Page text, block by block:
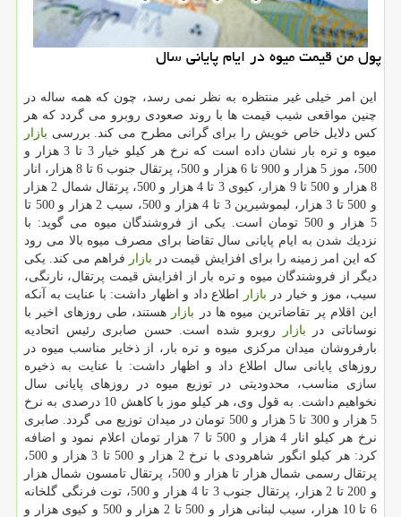
پول من قیمت میوه در ایام پایانی سال
این امر خیلی غیر منتظره به نظر نمی رسد، چون كه همه ساله در
چنین مواقعی شیب قیمت ها با روند صعودی روبرو می گردد كه هر
كس دلایل خاص خویش را برای گرانی مطرح می كند. بررسی بازار
میوه و تره بار نشان داده است كه نرخ هر كیلو خیار 3 تا 3 هزار و
500، موز 5 هزار و 900 تا 6 هزار و 500، پرتقال جنوب 6 تا 8 هزار، انار
8 هزار و 500 تا 9 هزار، كیوی 3 تا 4 هزار و 500، پرتقال شمال 2 هزار
و 500 تا 3 هزار، لیموشیرین 3 تا 4 هزار و 500، سیب 2 هزار و 500 تا
5 هزار و 500 تومان است. یكی از فروشندگان میوه می گوید: با
نزدیك شدن به ایام پایانی سال تقاضا برای مصرف میوه بالا می رود
كه این امر زمینه را برای افزایش قیمت در بازار فراهم می كند. یكی
دیگر از فروشندگان میوه و تره بار از افزایش قیمت پرتقال، نارنگی،
سیب، موز و خیار در بازار
اطلاع داد و اظهار داشت: با عنایت به آنكه
این اقلام پر تقاضاترین میوه ها در بازار هستند، طی روزهای اخیر با
نوساناتی در بازار
روبرو شده است. حسن صابری رئیس اتحادیه
بارفروشان میدان مركزی میوه و تره بار، از ذخایر مناسب میوه در
روزهای پایانی سال اطلاع داد و اظهار داشت: با عنایت به ذخیره
سازی مناسب، محدودیتی در توزیع میوه در روزهای پایانی سال
نخواهیم داشت. به قول وی، هر كیلو موز با كاهش 10 درصدی به نرخ
5 هزار و 300 تا 5 هزار و 500 تومان در میدان توزیع می گردد. صابری
نرخ هر كیلو انار 4 هزار و 500 تا 7 هزار تومان اعلام نمود و اضافه
كرد: هر كیلو انگور شاهرودی با نرخ 2 هزار و 500 تا 3 هزار و 500،
پرتقال رسمی شمال هزار تا هزار و 500، پرتقال تامسون شمال هزار
و 200 تا 2 هزار، پرتقال جنوب 3 تا 4 هزار و 500، توت فرنگی گلخانه
6 تا 10 هزار، سیب لبنانی هزار و 500 تا 2 هزار و 500 و كیوی هزار و